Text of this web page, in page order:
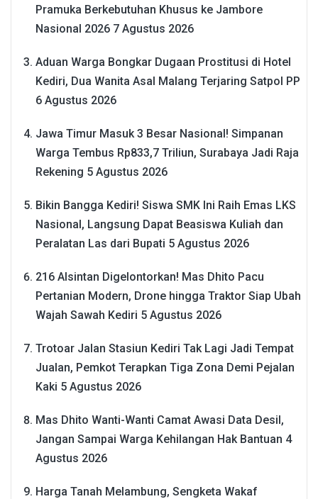
Pramuka Berkebutuhan Khusus ke Jambore
Nasional 2026 7 Agustus 2026
Aduan Warga Bongkar Dugaan Prostitusi di Hotel
Kediri, Dua Wanita Asal Malang Terjaring Satpol PP
6 Agustus 2026
Jawa Timur Masuk 3 Besar Nasional! Simpanan
Warga Tembus Rp833,7 Triliun, Surabaya Jadi Raja
Rekening 5 Agustus 2026
Bikin Bangga Kediri! Siswa SMK Ini Raih Emas LKS
Nasional, Langsung Dapat Beasiswa Kuliah dan
Peralatan Las dari Bupati 5 Agustus 2026
216 Alsintan Digelontorkan! Mas Dhito Pacu
Pertanian Modern, Drone hingga Traktor Siap Ubah
Wajah Sawah Kediri 5 Agustus 2026
Trotoar Jalan Stasiun Kediri Tak Lagi Jadi Tempat
Jualan, Pemkot Terapkan Tiga Zona Demi Pejalan
Kaki 5 Agustus 2026
Mas Dhito Wanti-Wanti Camat Awasi Data Desil,
Jangan Sampai Warga Kehilangan Hak Bantuan 4
Agustus 2026
Harga Tanah Melambung, Sengketa Wakaf